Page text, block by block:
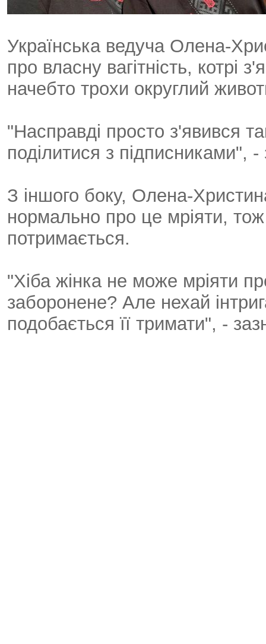
Українська ведуча Олена-
про власну вагітність, котрі
начебто трохи округлий
"Насправді просто з'явився
поділитися з підписниками",
З іншого боку, Олена-
нормально про це мріяти,
потримається.
"Хіба жінка не може мріяти
заборонене? Але нехай
подобається її тримати", -